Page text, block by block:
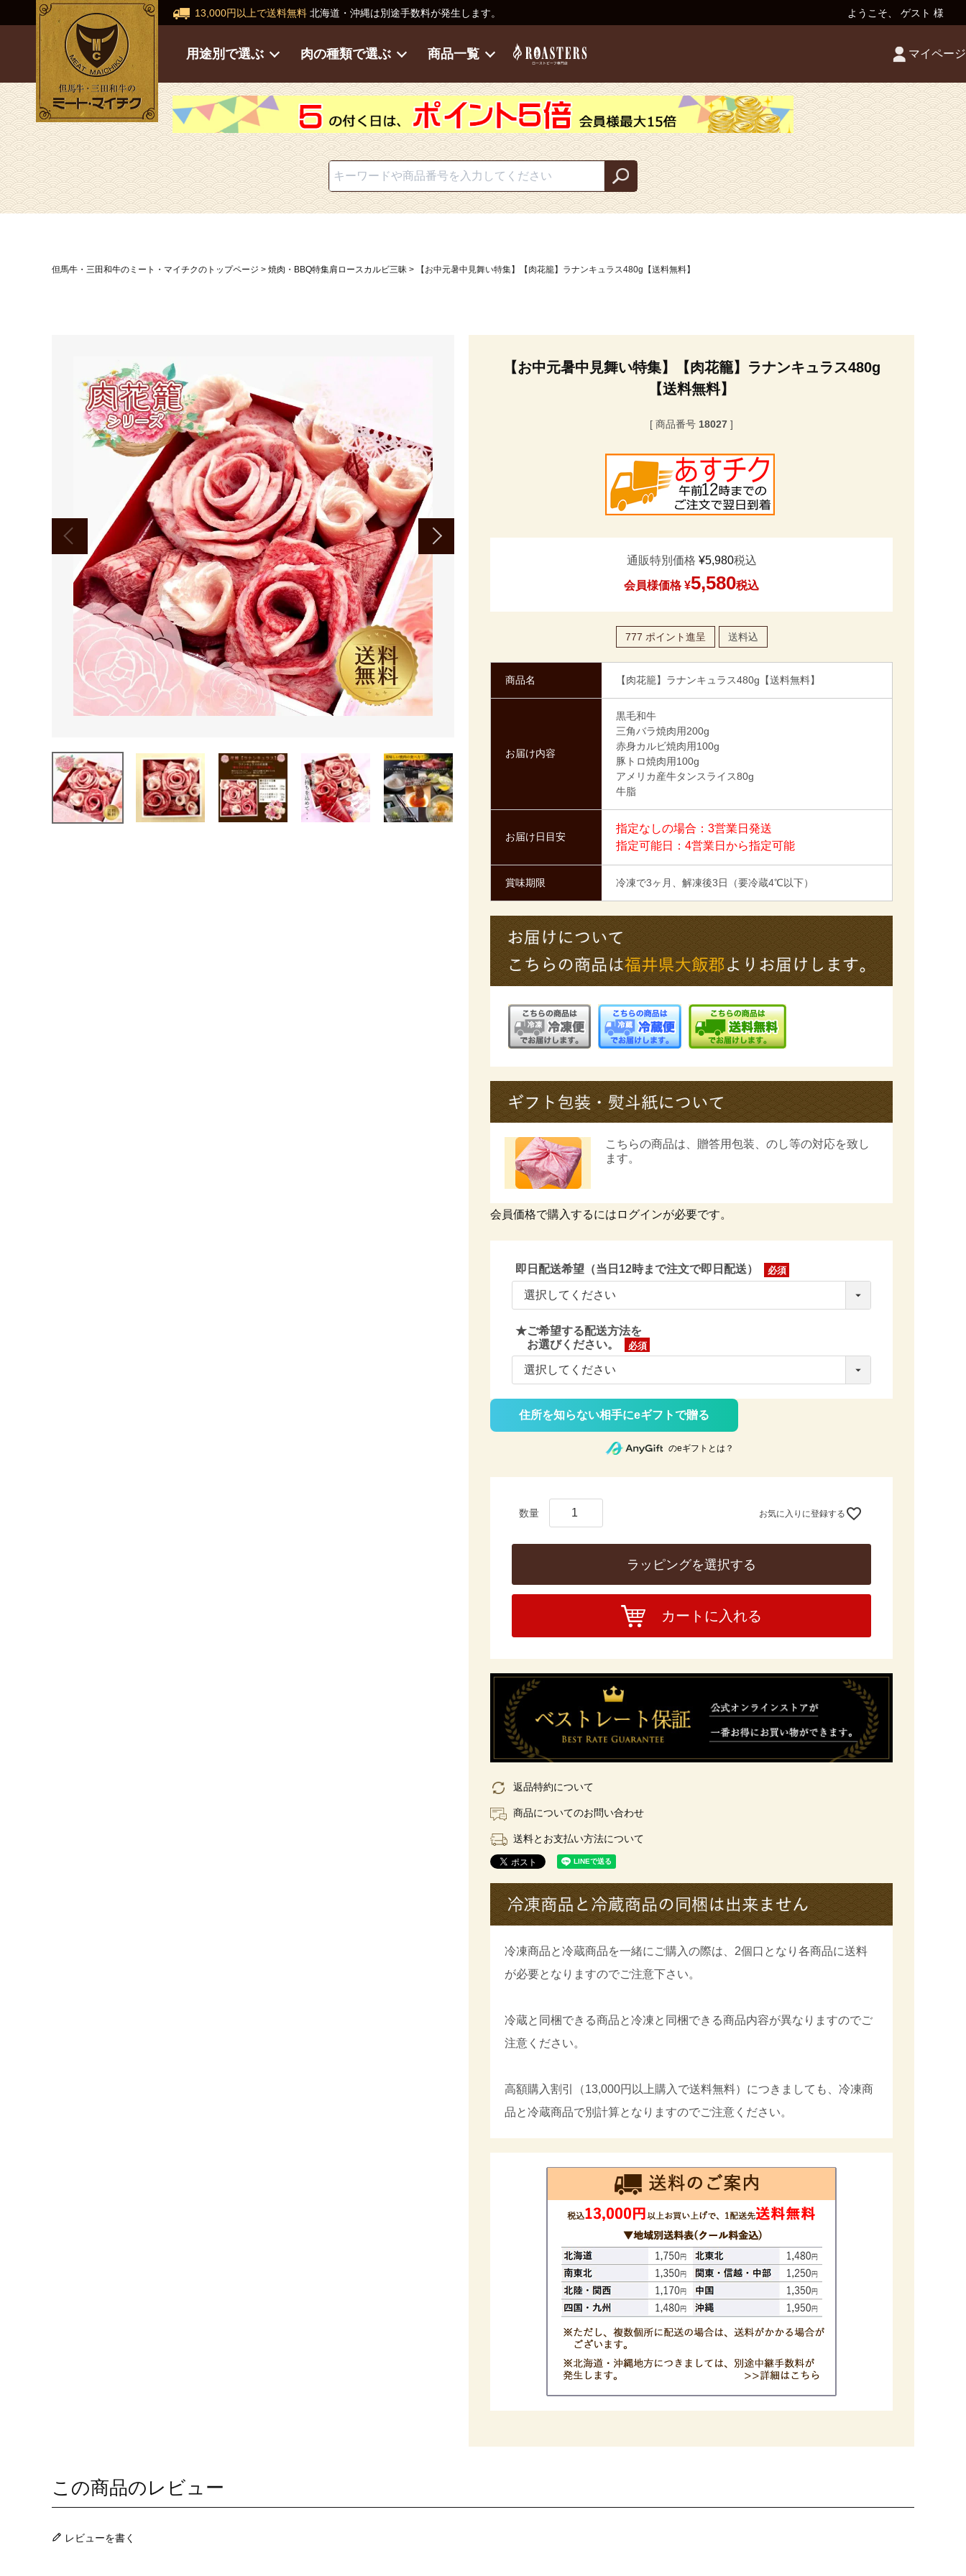
13,000円以上で送料無料 北海道・沖縄は別途手数料が発生します。 ようこそ、 ゲスト 様
用途別で選ぶ 肉の種類で選ぶ 商品一覧 マイページ
但馬牛・三田和牛のミート・マイチクのトップページ 焼肉・BBQ特集肩ロースカルビ三昧 【お中元暑中見舞い特集】【肉花籠】ラナンキュラス480g【送料無料】
【お中元暑中見舞い特集】【肉花籠】ラナンキュラス480g
【送料無料】
商品番号 18027
通販特別価格 ¥5,980税込
会員様価格 ¥5,580税込
777 ポイント進呈 送料込
商品名 【肉花籠】ラナンキュラス480g【送料無料】
お届け内容
黒毛和牛
三角バラ焼肉用200g
赤身カルビ焼肉用100g
豚トロ焼肉用100g
アメリカ産牛タンスライス80g
牛脂
お届け日目安
指定なしの場合：3営業日発送
指定可能日：4営業日から指定可能
賞味期限 冷凍で3ヶ月、解凍後3日（要冷蔵4℃以下）
こちらの商品は、 贈答用包装、のし等の対応を致し
ます。
会員価格で購入するにはログインが必要です。
即日配送希望（当日12時まで注文で即日配送）
(必
★ご希望する配送方法を
お選びください。
(必
住所を知らない相手にeギフトで贈る
のeギフトとは？
お気に入りに登録する
ラッピングを選択する
カートに入れる
返品特約について
商品についてのお問い合わせ
送料とお支払い方法について
冷凍商品と冷蔵商品を一緒にご購入の際は、2個口となり各商品に送料
が必要となりますのでご注意下さい。
冷蔵と同梱できる商品と冷凍と同梱できる商品内容が異なりますのでご
注意ください。
高額購入割引（13,000円以上購入で送料無料）につきましても、冷凍商
品と冷蔵商品で別計算となりますのでご注意ください。
この商品のレビュー
レビューを書く